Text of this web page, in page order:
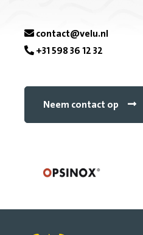
e
b
o
o
contact@velu.nl
+31 598 36 12 32
Neem contact op